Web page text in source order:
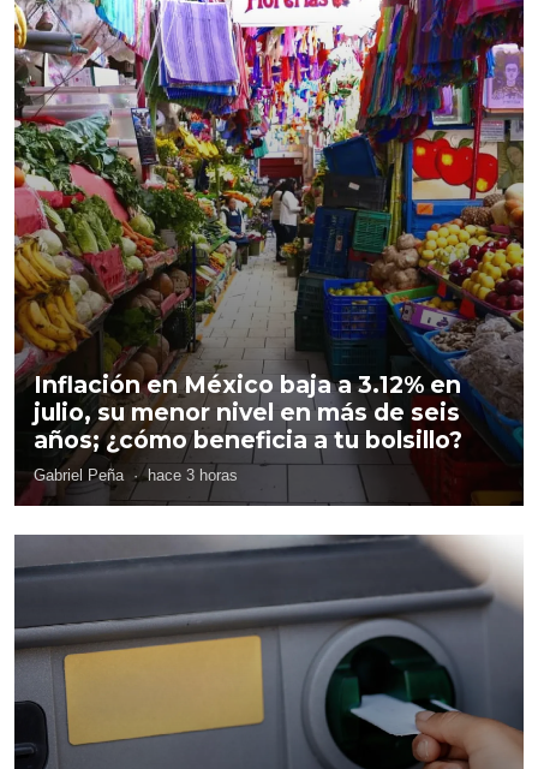
Inflación en México baja a 3.12% en
julio, su menor nivel en más de seis
años; ¿cómo beneficia a tu bolsillo?
Gabriel Peña · hace 3 horas